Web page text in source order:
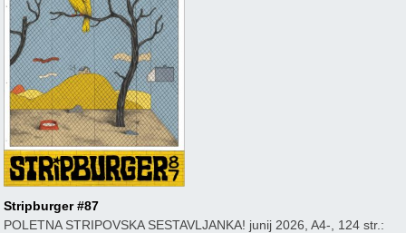
Stripburger #87
POLETNA STRIPOVSKA SESTAVLJANKA! junij 2026, A4-, 124 str.: